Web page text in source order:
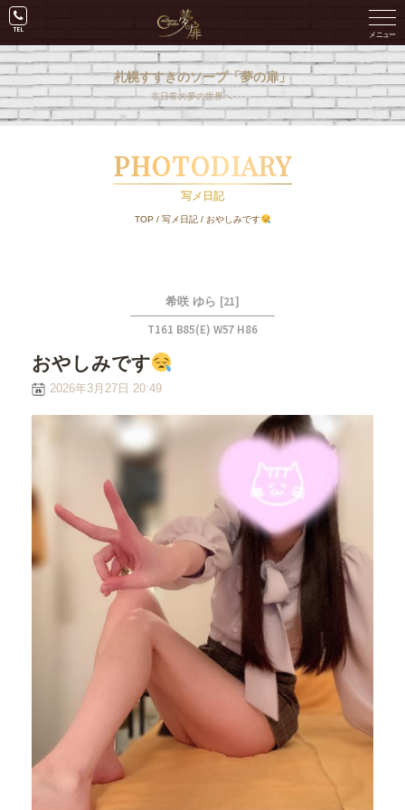
札幌すすきのソープ「夢の扉」
非日常の夢の世界へ･･･。
PHOTODIARY
写メ日記
TOP / 写メ日記/ おやしみです
希咲 ゆら [21]
T161 B85(E) W57 H86
おやしみです
2026年3月27日 20:49